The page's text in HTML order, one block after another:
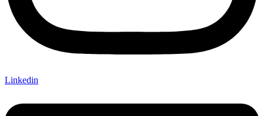
Linkedin